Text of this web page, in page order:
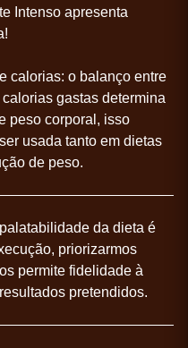
Intenso apresenta
calorias: o balanço entre
gastas determina
peso corporal, isso
usada tanto em dietas
de peso.
da dieta é
priorizarmos
permite fidelidade à
pretendidos.